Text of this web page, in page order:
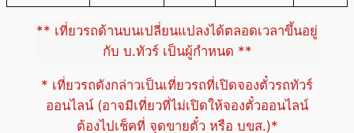
** เที่ยวรถด้านบนเปลี่ยนแปลงได้ตลอดเวลาขึ้นอยู่
กับ บ.ทัวร์ เป็นผู้กำหนด **
* เที่ยวรถดังกล่าวเป็นเที่ยวรถที่เปิดจองตั๋วรถทัวร์
ออนไลน์ (อาจมีเที่ยวที่ไม่เปิดให้จองตั๋วออนไลน์
ต้องไปเช็คที่ จุดขายตั๋ว หรือ บขส.)*